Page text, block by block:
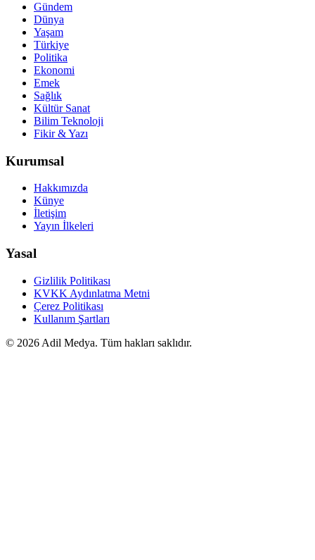
Gündem
Dünya
Yaşam
Türkiye
Politika
Ekonomi
Emek
Sağlık
Kültür Sanat
Bilim Teknoloji
Fikir & Yazı
Kurumsal
Hakkımızda
Künye
İletişim
Yayın İlkeleri
Yasal
Gizlilik Politikası
KVKK Aydınlatma Metni
Çerez Politikası
Kullanım Şartları
© 2026 Adil Medya. Tüm hakları saklıdır.